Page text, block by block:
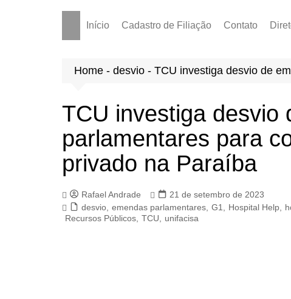
Início Cadastro de Filiação Contato
Home - desvio - TCU investiga desvio de
TCU investiga desvio
parlamentares para
privado na Paraíba
Rafael Andrade
21 de setembro de 2023
desvio, emendas parlamentares, G1, Hospital Help,
Recursos Públicos TCU unifacisa